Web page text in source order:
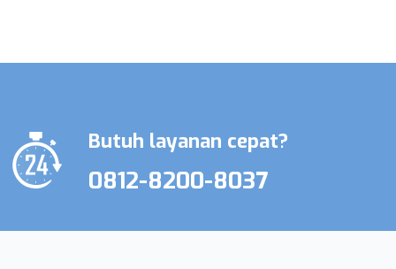
Butuh layanan cepat?
0812-8200-8037